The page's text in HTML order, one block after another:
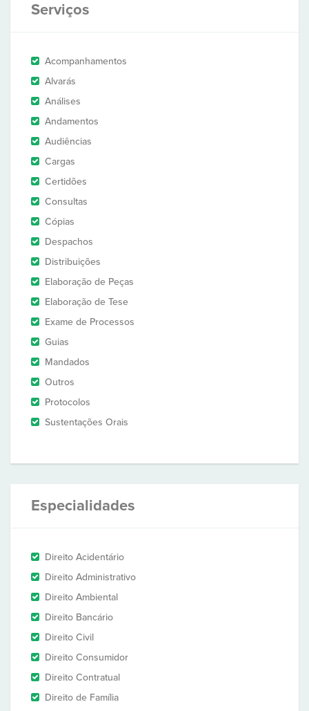
Serviços
Acompanhamentos
Alvarás
Análises
Andamentos
Audiências
Cargas
Certidões
Consultas
Cópias
Despachos
Distribuições
Elaboração de Peças
Elaboração de Tese
Exame de Processos
Guias
Mandados
Outros
Protocolos
Sustentações Orais
Especialidades
Direito Acidentário
Direito Administrativo
Direito Ambiental
Direito Bancário
Direito Civil
Direito Consumidor
Direito Contratual
Direito de Família